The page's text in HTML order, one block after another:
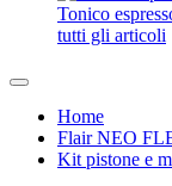
Tonico
tutti gli articoli
Home
Flair NEO
Kit pistone e